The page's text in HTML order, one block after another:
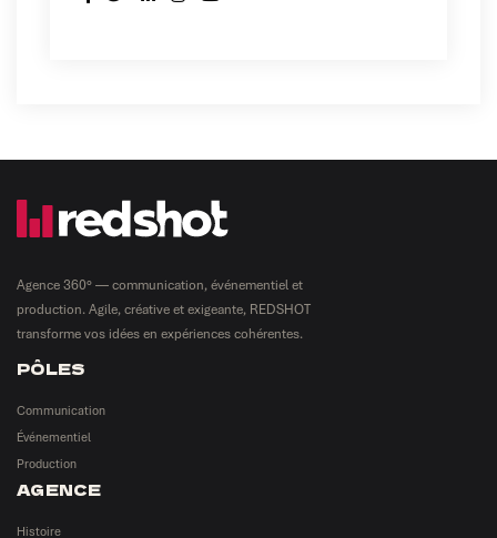
Agence 360° — communication, événementiel et
production. Agile, créative et exigeante, REDSHOT
transforme vos idées en expériences cohérentes.
PÔLES
Communication
Événementiel
Production
AGENCE
Histoire